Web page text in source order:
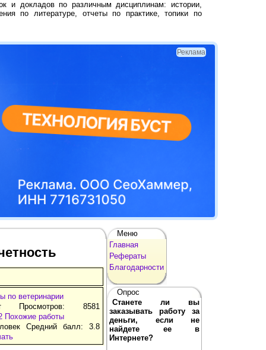
и докладов по различным дисциплинам: истории,
по литературе, отчеты по практике, топики по
Реклама
по ветеринарии
Просмотров: 8581
Похожие работы
Средний балл: 3.8
Меню
Главная
Рефераты
Благодарности
Опрос
Станете ли вы
заказывать работу за
деньги, если не
найдете ее в
Интернете?